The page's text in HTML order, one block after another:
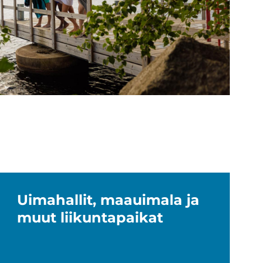
Ui­ma­hal­lit, maa­ui­ma­la ja
muut lii­kun­ta­pai­kat